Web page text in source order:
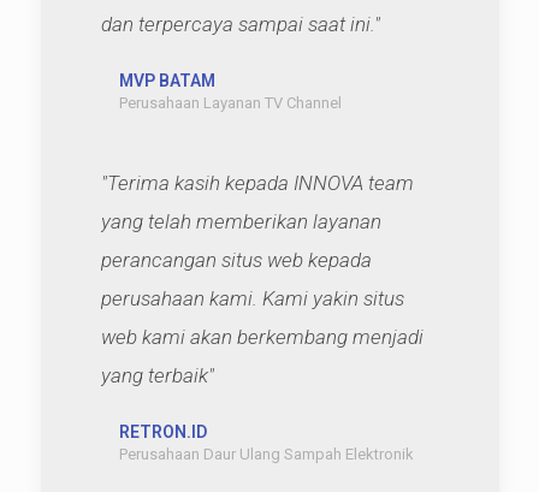
dan terpercaya sampai saat ini."
MVP BATAM
Perusahaan Layanan TV Channel
"Terima kasih kepada INNOVA team
yang telah memberikan layanan
perancangan situs web kepada
perusahaan kami. Kami yakin situs
web kami akan berkembang menjadi
yang terbaik"
RETRON.ID
Perusahaan Daur Ulang Sampah Elektronik